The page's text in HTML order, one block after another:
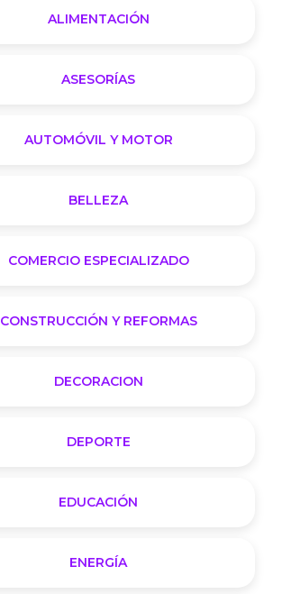
ALIMENTACIÓN
ASESORÍAS
AUTOMÓVIL Y MOTOR
BELLEZA
COMERCIO ESPECIALIZADO
CONSTRUCCIÓN Y REFORMAS
DECORACION
DEPORTE
EDUCACIÓN
ENERGÍA